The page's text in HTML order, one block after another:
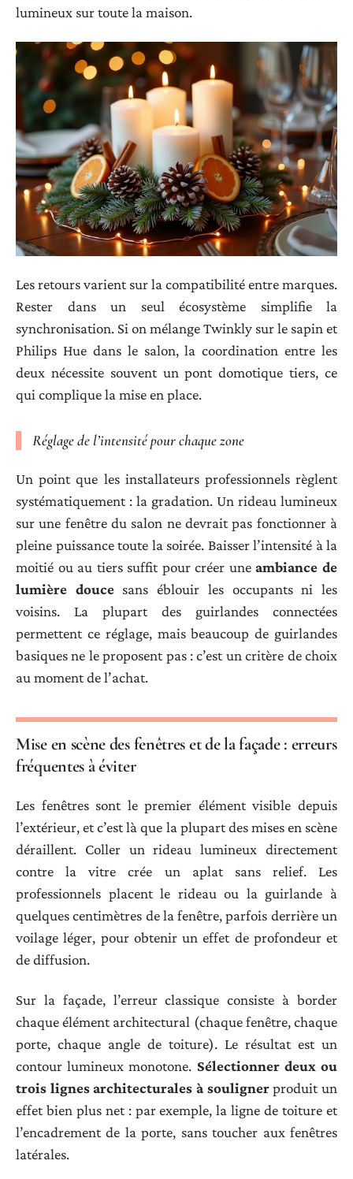
lumineux sur toute la maison.
Les retours varient sur la compatibilité entre marques.
Rester dans un seul écosystème simplifie la
synchronisation. Si on mélange Twinkly sur le sapin et
Philips Hue dans le salon, la coordination entre les
deux nécessite souvent un pont domotique tiers, ce
qui complique la mise en place.
Réglage de l’intensité pour chaque zone
Un point que les installateurs professionnels règlent
systématiquement : la gradation. Un rideau lumineux
sur une fenêtre du salon ne devrait pas fonctionner à
pleine puissance toute la soirée. Baisser l’intensité à la
moitié ou au tiers suffit pour créer uneambiance de
lumière doucesans éblouir les occupants ni les
voisins. La plupart des guirlandes connectées
permettent ce réglage, mais beaucoup de guirlandes
basiques ne le proposent pas : c’est un critère de choix
au moment de l’achat.
Mise en scène des fenêtres et de la façade : erreurs
fréquentes à éviter
Les fenêtres sont le premier élément visible depuis
l’extérieur, et c’est là que la plupart des mises en scène
déraillent. Coller un rideau lumineux directement
contre la vitre crée un aplat sans relief. Les
professionnels placent le rideau ou la guirlande à
quelques centimètres de la fenêtre, parfois derrière un
voilage léger, pour obtenir un effet de profondeur et
de diffusion.
Sur la façade, l’erreur classique consiste à border
chaque élément architectural (chaque fenêtre, chaque
porte, chaque angle de toiture). Le résultat est un
contour lumineux monotone. Sélectionner deux ou
trois lignes architecturales à soulignerproduit un
effet bien plus net : par exemple, la ligne de toiture et
l’encadrement de la porte, sans toucher aux fenêtres
latérales.